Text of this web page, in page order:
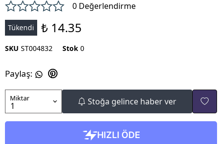
0 Değerlendirme
Tükendi ₺ 14.35
SKU ST004832 Stok 0
Paylaş:
Miktar Stoğa gelince haber ver